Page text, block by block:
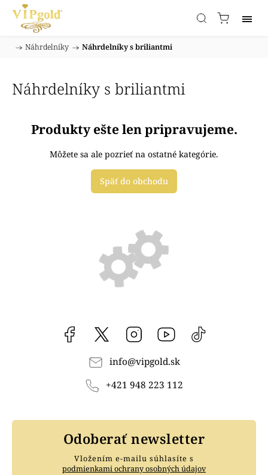
/ Náhrdelníky / Náhrdelníky s briliantmi
Náhrdelníky s briliantmi
Produkty ešte len pripravujeme.
Môžete sa ale pozrieť na ostatné kategórie.
Späť do obchodu
Facebook vipgoldsk Instagram YouTube
info@vipgold.sk
+421 948 223 112
Odoberať newsletter
Vložením e-mailu súhlasíte s
podmienkami ochrany osobných údajov